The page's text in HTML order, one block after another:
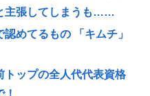
主張してしまうも……
めてるもの 「キムチ」
トップの全人代代表資格